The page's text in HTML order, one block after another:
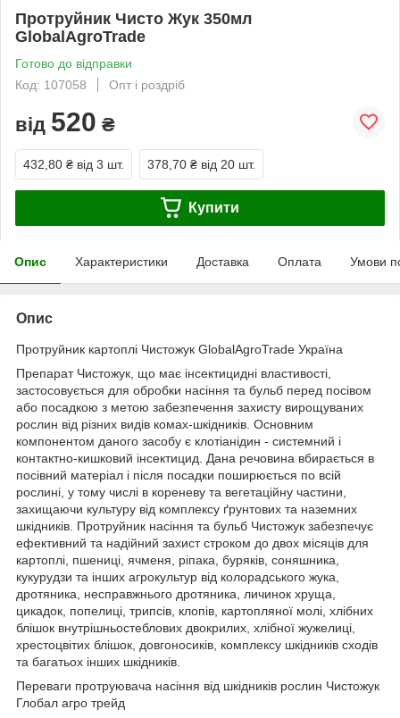
Протруйник Чисто Жук 350мл
GlobalAgroTrade
Готово до відправки
Код: 107058
Опт і роздріб
від 520 ₴
432,80 ₴ від 3 шт. 378,70 ₴ від 20 шт.
Купити
Опис Характеристики Доставка Оплата Умови
Опис
Протруйник картоплі Чистожук GlobalAgroTrade Україна
Препарат Чистожук, що має інсектицидні властивості,
застосовується для обробки насіння та бульб перед посівом
або посадкою з метою забезпечення захисту вирощуваних
рослин від різних видів комах-шкідників. Основним
компонентом даного засобу є клотіанідин - системний і
контактно-кишковий інсектицид. Дана речовина вбирається в
посівний матеріал і після посадки поширюється по всій
рослині, у тому числі в кореневу та вегетаційну частини,
захищаючи культуру від комплексу ґрунтових та наземних
шкідників. Протруйник насіння та бульб Чистожук забезпечує
ефективний та надійний захист строком до двох місяців для
картоплі, пшениці, ячменя, ріпака, буряків, соняшника,
кукурудзи та інших агрокультур від колорадського жука,
дротяника, несправжнього дротяника, личинок хруща,
цикадок, попелиці, трипсів, клопів, картопляної молі, хлібних
блішок внутрішньостеблових двокрилих, хлібної жужелиці,
хрестоцвітих блішок, довгоносиків, комплексу шкідників сходів
та багатьох інших шкідників.
Переваги протруювача насіння від шкідників рослин Чистожук
Глобал агро трейд